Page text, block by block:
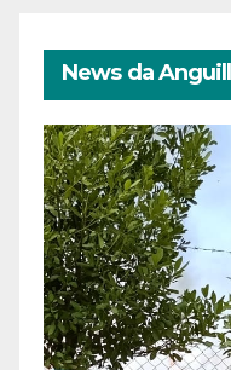
News da